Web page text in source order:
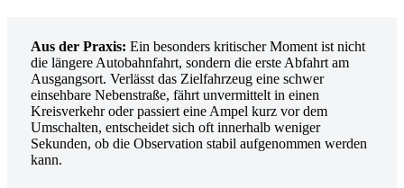
Aus der Praxis: Ein besonders kritischer Moment ist nicht
die längere Autobahnfahrt, sondern die erste Abfahrt am
Ausgangsort. Verlässt das Zielfahrzeug eine schwer
einsehbare Nebenstraße, fährt unvermittelt in einen
Kreisverkehr oder passiert eine Ampel kurz vor dem
Umschalten, entscheidet sich oft innerhalb weniger
Sekunden, ob die Observation stabil aufgenommen werden
kann.